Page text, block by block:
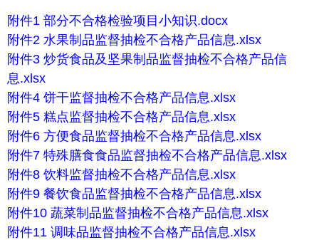
附件1 部分不合格检验项目小知识.docx
附件2 水果制品监督抽检不合格产品信息.xlsx
附件3 炒货食品及坚果制品监督抽检不合格产品信
息.xlsx
附件4 饼干监督抽检不合格产品信息.xlsx
附件5 糕点监督抽检不合格产品信息.xlsx
附件6 方便食品监督抽检不合格产品信息.xlsx
附件7 特殊膳食食品监督抽检不合格产品信息.xlsx
附件8 饮料监督抽检不合格产品信息.xlsx
附件9 餐饮食品监督抽检不合格产品信息.xlsx
附件10 蔬菜制品监督抽检不合格产品信息.xlsx
附件11 调味品监督抽检不合格产品信息.xlsx